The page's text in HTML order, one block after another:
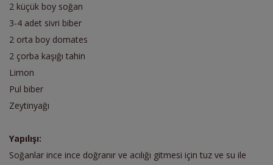
2 küçük boy soğan
3-4 adet sivri biber
2 orta boy domates
2 çorba kaşığı tahin
Limon
Pul biber
Zeytinyağı
Yapılışı:
Soğanlar ince ince doğranır ve acılığı gitmesi için tuz ve su ile